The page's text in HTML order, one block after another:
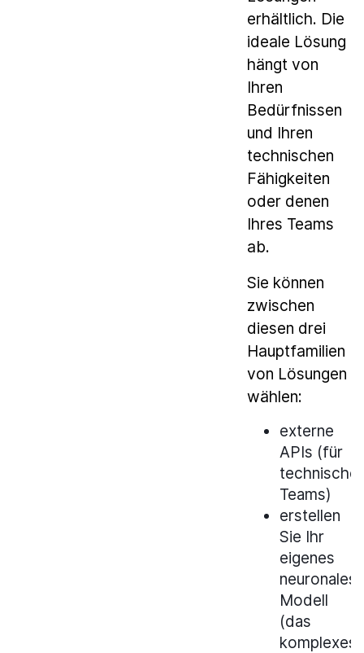
erhältlich. Die
ideale Lösung
hängt von
Ihren
Bedürfnissen
und Ihren
technischen
Fähigkeiten
oder denen
Ihres Teams
ab.
Sie können
zwischen
diesen drei
Hauptfamilien
von Lösungen
wählen:
externe
APIs (für
technische
Teams)
erstellen
Sie Ihr
eigenes
neuronales
Modell
(das